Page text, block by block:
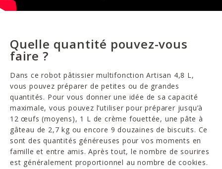
Quelle quantité pouvez-vous
faire ?
Dans ce robot pâtissier multifonction Artisan 4,8 L,
vous pouvez préparer de petites ou de grandes
quantités. Pour vous donner une idée de sa capacité
maximale, vous pouvez l’utiliser pour préparer jusqu’à
12 œufs (moyens), 1 L de crème fouettée, une pâte à
gâteau de 2,7 kg ou encore 9 douzaines de biscuits. Ce
sont des quantités généreuses pour vos moments en
famille et entre amis. Après tout, le nombre de sourires
est généralement proportionnel au nombre de cookies.